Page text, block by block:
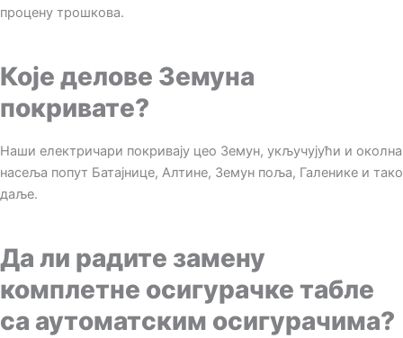
процену трошкова.
Које делове Земуна
покривате?
Наши електричари покривају цео Земун, укључујући и околна
насеља попут Батајнице, Алтине, Земун поља, Галенике и тако
даље.
Да ли радите замену
комплетне осигурачке табле
са аутоматским осигурачима?